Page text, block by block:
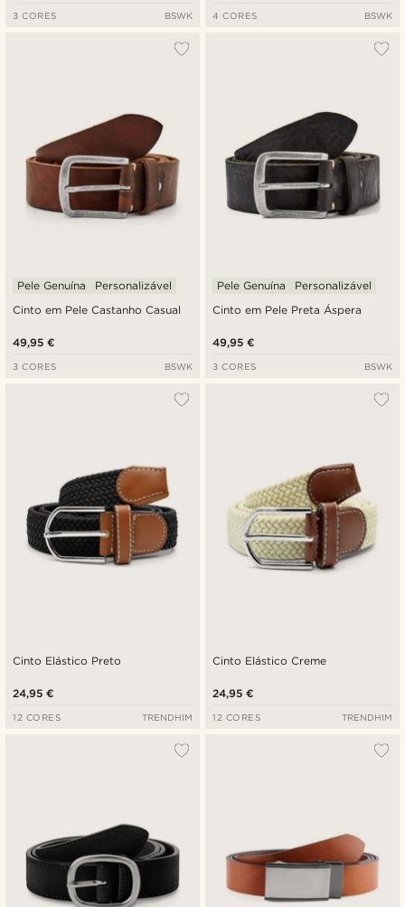
3 CORES BSWK 4 CORES BSWK
Cinto em Pele Castanho Casual
Pele Genuína Personalizável
49,95 €
3 CORES BSWK
Cinto em Pele Preta Áspera
Pele Genuína Personalizável
49,95 €
3 CORES BSWK
Cinto Elástico Preto
24,95 €
12 CORES TRENDHIM
Cinto Elástico Creme
24,95 €
12 CORES TRENDHIM